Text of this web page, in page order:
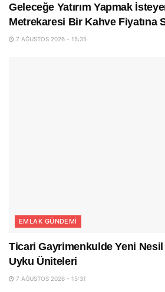
Geleceğe Yatırım Yapmak
Metrekaresi Bir Kahve Fiyatına
7 AĞUSTOS 2026 - 15:35
EMLAK GÜNDEMI
Ticari Gayrimenkulde Yeni
Uyku Üniteleri
7 AĞUSTOS 2026 - 15:31